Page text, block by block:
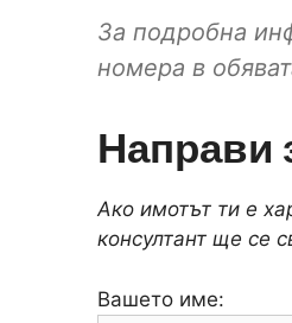
За подробна
номера в
Направи
Ако имотът ти е
консултант ще се
Вашето име: